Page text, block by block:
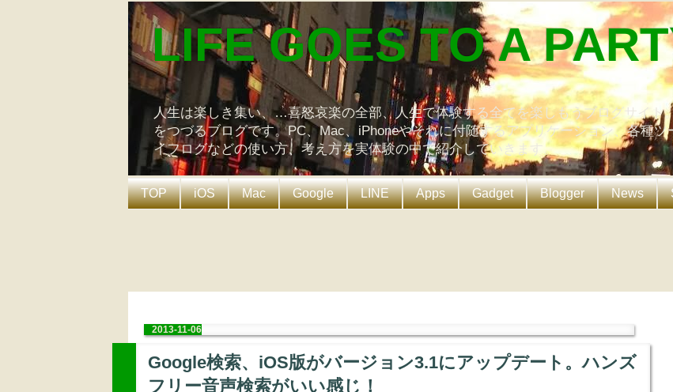
LIFE GOES TO A
人生は楽しき集い、…喜怒哀楽の全部、人生で体験する全てを楽しもうブログサイト
をつづるブログです。PC、Mac、iPhoneやそれに付随するアプリケーション、各種
イフログなどの使い方、考え方を実体験の中で紹介していきます。
TOP iOS Mac Google LINE Apps Gadget Blogger News
2013-11-06
Google検索、iOS版がバージョン3.1にアップデート。ハンズ
フリー音声検索がいい感じ！